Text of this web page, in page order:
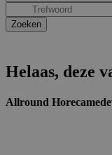
Helaas, deze
Allround